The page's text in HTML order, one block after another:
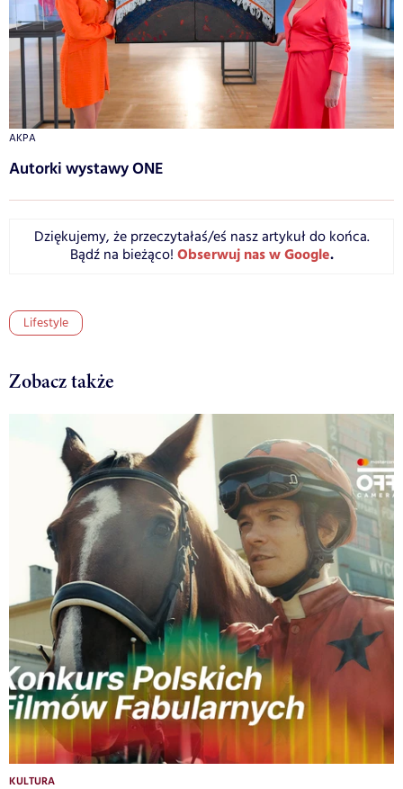
AKPA
Autorki wystawy ONE
Dziękujemy, że przeczytałaś/eś nasz artykuł do końca.
Bądź na bieżąco! Obserwuj nas w Google.
Lifestyle
Zobacz także
KULTURA